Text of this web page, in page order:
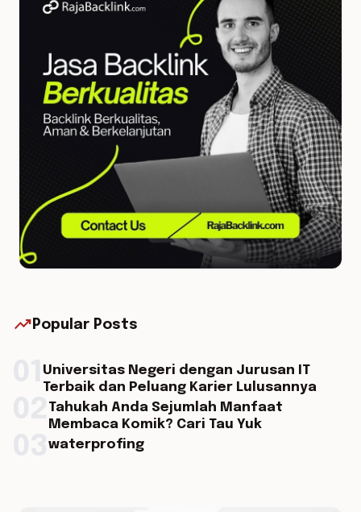
trending_up Popular Posts
Universitas Negeri dengan Jurusan IT
Terbaik dan Peluang Karier Lulusannya
Tahukah Anda Sejumlah Manfaat
Membaca Komik? Cari Tau Yuk
waterprofing